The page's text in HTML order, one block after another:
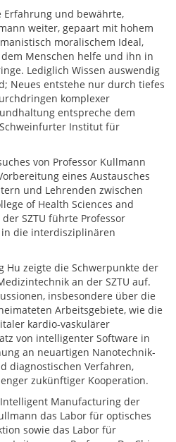
und bewährte,
weiter, gepaart mit hohem
moralischem Ideal,
Menschen helfe und ihn in
Lediglich Wissen auswendig
Neues entstehe nur durch tiefes
komplexer
entspreche dem
Institut für
von Professor Kullmann
eines Austausches
und Lehrenden zwischen
of Health Sciences and
SZTU führte Professor
die interdisziplinären
Hu zeigte die Schwerpunkte der
an der SZTU auf.
insbesondere über die
Arbeitsgebiete, wie die
kardio-vaskulärer
von intelligenter Software in
an neuartigen Nanotechnik-
diagnostischen Verfahren,
zukünftiger Kooperation.
Manufacturing der
das Labor für optisches
sowie das Labor für